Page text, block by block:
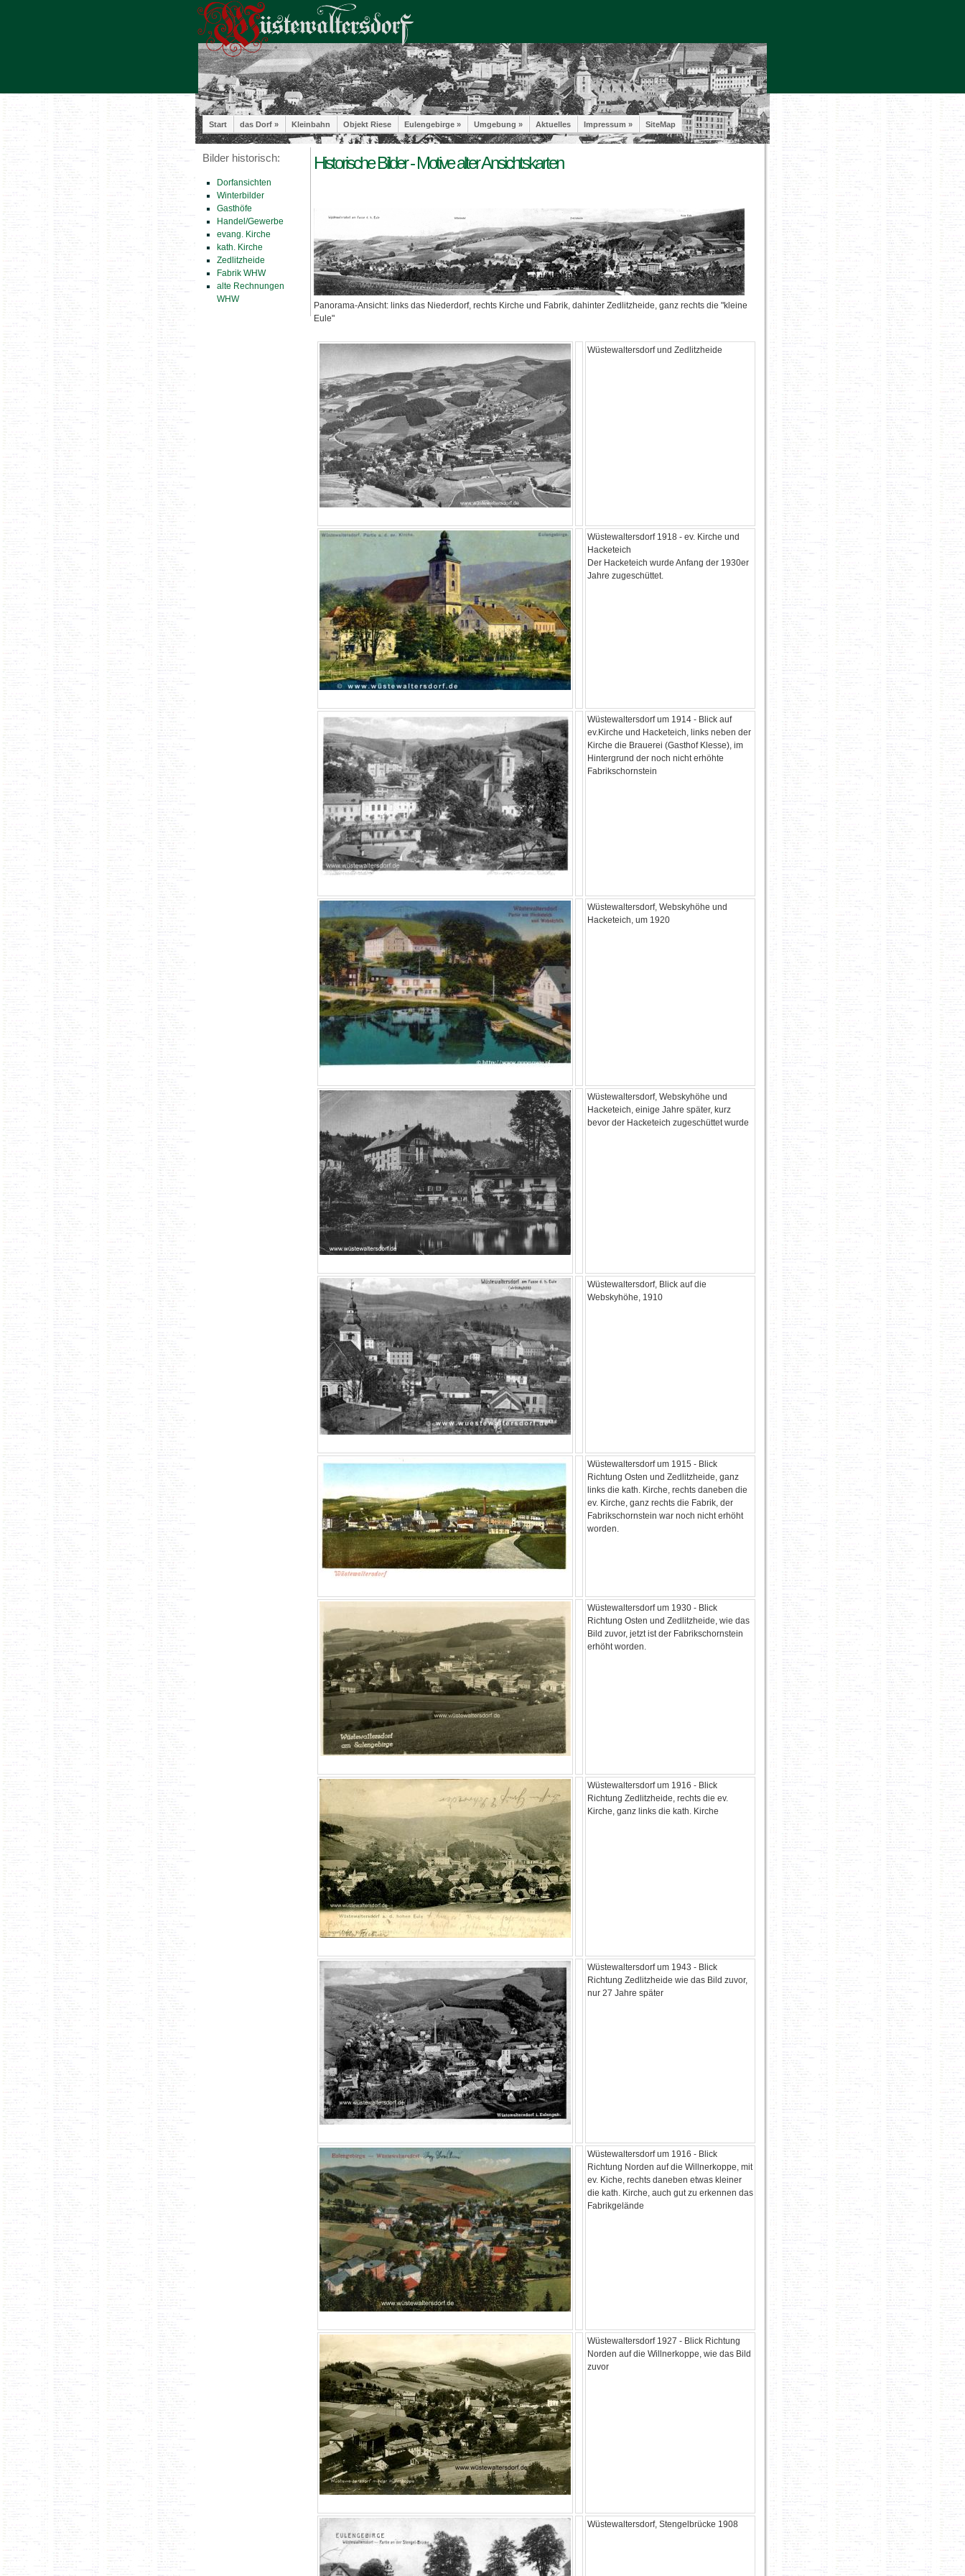
Start das Dorf » Kleinbahn Objekt Riese Eulengebirge » Umgebung » Aktuelles Impressum » SiteMap
Bilder historisch:
Dorfansichten
Winterbilder
Gasthöfe
Handel/Gewerbe
evang. Kirche
kath. Kirche
Zedlitzheide
Fabrik WHW
alte Rechnungen
WHW
Historische Bilder - Motive alter Ansichtskarten
Panorama-Ansicht: links das Niederdorf, rechts Kirche und Fabrik, dahinter Zedlitzheide, ganz rechts die "kleine
Eule"
Wüstewaltersdorf und Zedlitzheide
Wüstewaltersdorf 1918 - ev. Kirche und
Hacketeich
Der Hacketeich wurde Anfang der 1930er
Jahre zugeschüttet.
Wüstewaltersdorf um 1914 - Blick auf
ev.Kirche und Hacketeich, links neben der
Kirche die Brauerei (Gasthof Klesse), im
Hintergrund der noch nicht erhöhte
Fabrikschornstein
Wüstewaltersdorf, Webskyhöhe und
Hacketeich, um 1920
Wüstewaltersdorf, Webskyhöhe und
Hacketeich, einige Jahre später, kurz
bevor der Hacketeich zugeschüttet wurde
Wüstewaltersdorf, Blick auf die
Webskyhöhe, 1910
Wüstewaltersdorf um 1915 - Blick
Richtung Osten und Zedlitzheide, ganz
links die kath. Kirche, rechts daneben die
ev. Kirche, ganz rechts die Fabrik, der
Fabrikschornstein war noch nicht erhöht
worden.
Wüstewaltersdorf um 1930 - Blick
Richtung Osten und Zedlitzheide, wie das
Bild zuvor, jetzt ist der Fabrikschornstein
erhöht worden.
Wüstewaltersdorf um 1916 - Blick
Richtung Zedlitzheide, rechts die ev.
Kirche, ganz links die kath. Kirche
Wüstewaltersdorf um 1943 - Blick
Richtung Zedlitzheide wie das Bild zuvor,
nur 27 Jahre später
Wüstewaltersdorf um 1916 - Blick
Richtung Norden auf die Willnerkoppe, mit
ev. Kiche, rechts daneben etwas kleiner
die kath. Kirche, auch gut zu erkennen das
Fabrikgelände
Wüstewaltersdorf 1927 - Blick Richtung
Norden auf die Willnerkoppe, wie das Bild
zuvor
Wüstewaltersdorf, Stengelbrücke 1908